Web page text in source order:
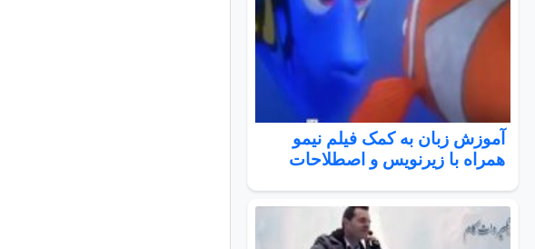
آموزش زبان به کمک فیلم نیمو
همراه با زیرنویس و اصطلاحات